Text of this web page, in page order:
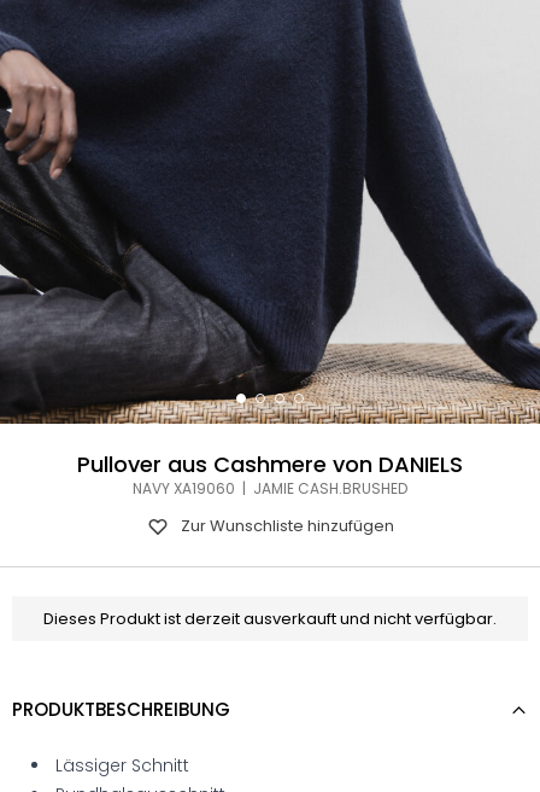
Pullover aus Cashmere von DANIELS
NAVY XA19060 | JAMIE CASH.BRUSHED
Zur Wunschliste hinzufügen
Dieses Produkt ist derzeit ausverkauft und nicht verfügbar.
PRODUKTBESCHREIBUNG
Lässiger Schnitt